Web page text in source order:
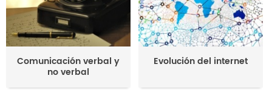
Comunicación verbal y
no verbal
Evolución del internet